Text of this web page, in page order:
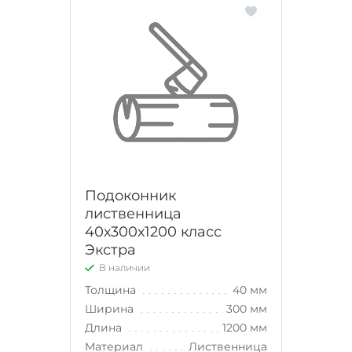
Подоконник
лиственница
40х300х1200 класс
Экстра
В наличии
Толщина
40 мм
Ширина
300 мм
Длина
1200 мм
Материал
Лиственница